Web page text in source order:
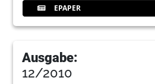
EPAPER
Ausgabe:
12/2010